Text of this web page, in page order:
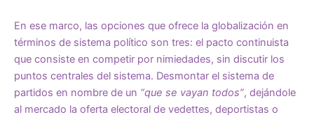
En ese marco, las opciones que ofrece la globalización en
términos de sistema político son tres: el pacto continuista
que consiste en competir por nimiedades, sin discutir los
puntos centrales del sistema. Desmontar el sistema de
partidos en nombre de un “que se vayan todos”, dejándole
al mercado la oferta electoral de vedettes, deportistas o